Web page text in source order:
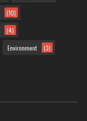
(10)
(4)
Environment (3)